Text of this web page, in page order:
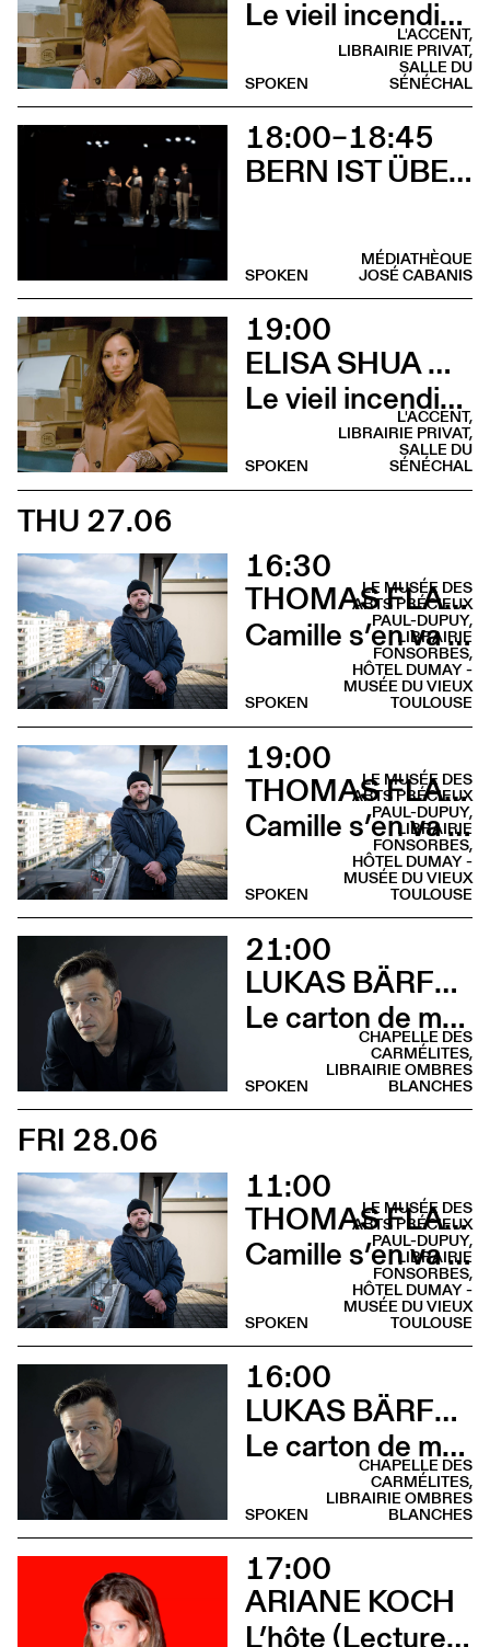
Le vieil incendie (Lecture musicale - Salle du Sénéchal)
L'ACCENT,
LIBRAIRIE PRIVAT,
SALLE DU
SÉNÉCHAL
SPOKEN
18:00–18:45
BERN IST ÜBERALL
MÉDIATHÈQUE
JOSÉ CABANIS
SPOKEN
19:00
ELISA SHUA DUSAPIN
Le vieil incendie (Rencontre - L’Accent de Montrabé)
L'ACCENT,
LIBRAIRIE PRIVAT,
SALLE DU
SÉNÉCHAL
SPOKEN
THU 27.06
16:30
THOMAS FLAHAUT
Camille s’en va (Lecture musicale - Musée des Arts Précieux)
LE MUSÉE DES
ARTS PRÉCIEUX
PAUL-DUPUY,
LIBRAIRIE
FONSORBES,
HÔTEL DUMAY -
MUSÉE DU VIEUX
TOULOUSE
SPOKEN
19:00
THOMAS FLAHAUT
Camille s’en va (Rencontre - Librairie Fonsorbes)
LE MUSÉE DES
ARTS PRÉCIEUX
PAUL-DUPUY,
LIBRAIRIE
FONSORBES,
HÔTEL DUMAY -
MUSÉE DU VIEUX
TOULOUSE
SPOKEN
21:00
LUKAS BÄRFUSS
Le carton de mon père (Lecture - Chapelle des Carmélites)
CHAPELLE DES
CARMÉLITES,
LIBRAIRIE OMBRES
BLANCHES
SPOKEN
FRI 28.06
11:00
THOMAS FLAHAUT
Camille s’en va (Recontre croissants - Hôtel Dumay)
LE MUSÉE DES
ARTS PRÉCIEUX
PAUL-DUPUY,
LIBRAIRIE
FONSORBES,
HÔTEL DUMAY -
MUSÉE DU VIEUX
TOULOUSE
SPOKEN
16:00
LUKAS BÄRFUSS
Le carton de mon père (Rencontre - Librairie Ombres Blanches)
CHAPELLE DES
CARMÉLITES,
LIBRAIRIE OMBRES
BLANCHES
SPOKEN
17:00
ARIANE KOCH
L’hôte (Lecture - Musée des Arts Précieux)